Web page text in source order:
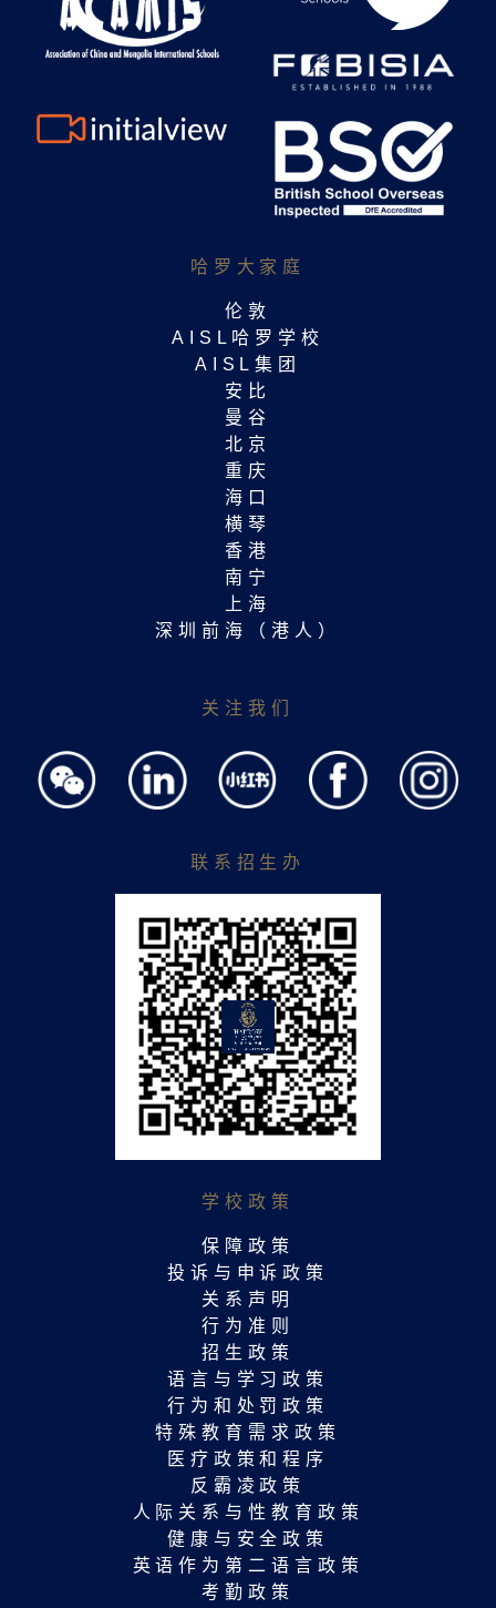
哈罗大家庭​
伦敦
AISL哈罗学校
AISL集团
安比
曼谷
北京
重庆
海口
横琴
香港
南宁
上海
深圳前海（港人）
关注我们
联系招生办
学校政策
保障政策
投诉与申诉政策
关系声明
行为准则
招生政策
语言与学习政策
行为和处罚政策
特殊教育需求政策
医疗政策和程序
反霸凌政策
人际关系与性教育政策
健康与安全政策
英语作为第二语言政策
考勤政策